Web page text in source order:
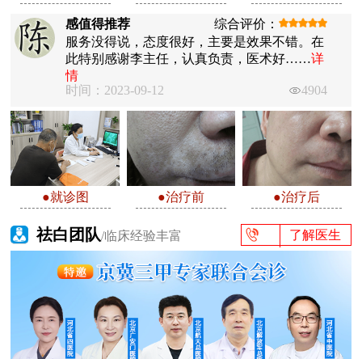
感值得推荐
综合评价：
服务没得说，态度很好，主要是效果不错。在
此特别感谢李主任，认真负责，医术好……详
情
时间：2023-09-12
4904
●就诊图 ●治疗前 ●治疗后
祛白团队/临床经验丰富 了解医生